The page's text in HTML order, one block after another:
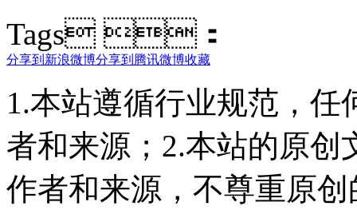
Tags ：
分享到新浪微博分享到腾讯微博收藏
1.本站遵循行业规范，
者和来源；2.本站的原
作者和来源，不尊重原